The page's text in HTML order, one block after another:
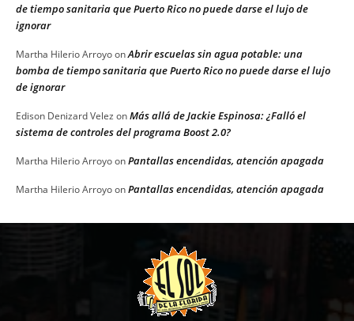
de tiempo sanitaria que Puerto Rico no puede darse el lujo de
ignorar
Martha Hilerio ArroyoonAbrir escuelas sin agua potable: una
bomba de tiempo sanitaria que Puerto Rico no puede darse el lujo
de ignorar
Edison Denizard Velez onMás allá de Jackie Espinosa: ¿Falló el
sistema de controles del programa Boost 2.0?
Martha Hilerio ArroyoonPantallas encendidas, atención apagada
Martha Hilerio ArroyoonPantallas encendidas, atención apagada